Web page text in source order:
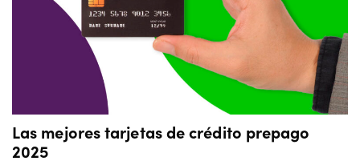
Las mejores tarjetas de crédito prepago
2025